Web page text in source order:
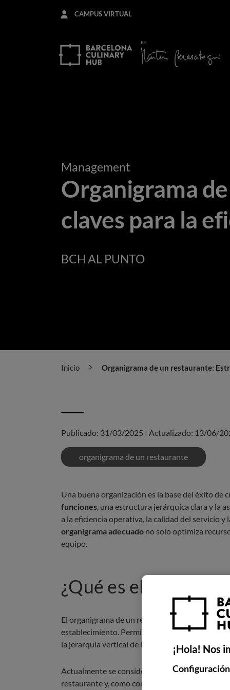
CAMPUS VIRTUAL
Management
Organigrama
claves para la
BCH AL PUNTO
Inicio Organigrama de un restaurante:
Publicado: 31/03/2025 | Actualizado: 13/06/
organigrama de un restaurante
Una buena organización es la base del éxito de
funciones, una estructura jerárquica clara y la
a la eficiencia operativa, la calidad del servicio y
organigrama adecuado no solo optimiza
equipo.
¿Qué es el
El organigrama de un restaurante es un
establecimiento. Permite clasificar las tareas de
la jerarquía vertical de la empresa.
Actualmente se considera una herramienta
restaurante y, como consecuencia, para su éxito.
¡Hola! Nos